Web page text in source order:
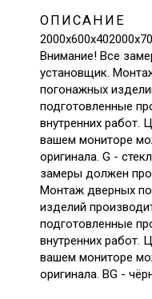
ОПИСАНИЕ
Внимание! Все
установщик.
погонажных
подготовленные
внутренних работ.
вашем мониторе
оригинала. G -
замеры должен
Монтаж дверных
изделий
подготовленные
внутренних работ.
вашем мониторе
оригинала. ВG -